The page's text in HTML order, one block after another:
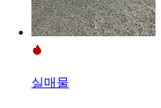
실매물